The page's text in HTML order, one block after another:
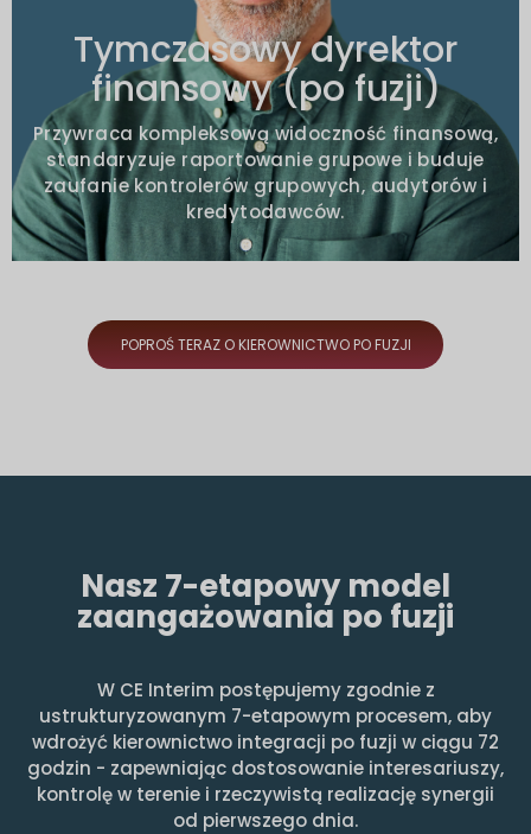
Tymczasowy dyrektor
finansowy (po fuzji)
Przywraca kompleksową widoczność finansową,
standaryzuje raportowanie grupowe i buduje
zaufanie kontrolerów grupowych, audytorów i
kredytodawców.
Czysta struktura P&L i dane
podstawowe
Zadowolenie grupy, banków i zarządu
bez niespodzianek
POPROŚ TERAZ O KIEROWNICTWO PO FUZJI
Nasz 7-etapowy model
zaangażowania po fuzji
W CE Interim postępujemy zgodnie z
ustrukturyzowanym 7-etapowym procesem, aby
wdrożyć kierownictwo integracji po fuzji w ciągu 72
godzin - zapewniając dostosowanie interesariuszy,
kontrolę w terenie i rzeczywistą realizację synergii
od pierwszego dnia.